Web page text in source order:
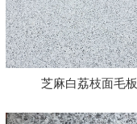
芝麻白荔枝面毛板